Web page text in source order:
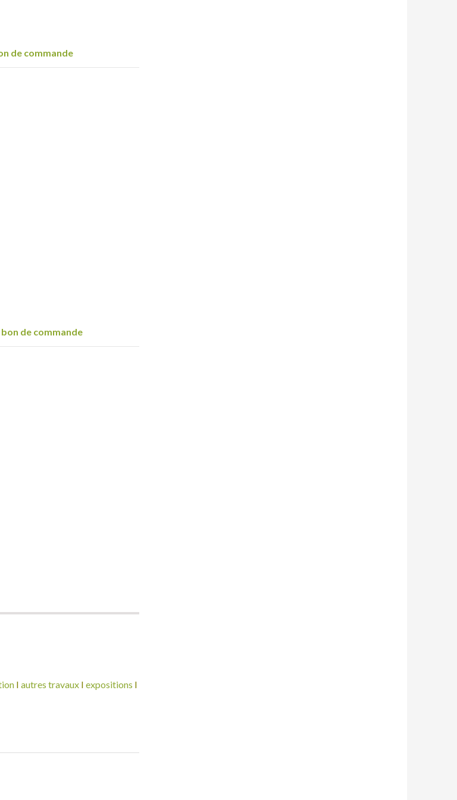
de commande
bon de commande
I autres travaux I expositions I